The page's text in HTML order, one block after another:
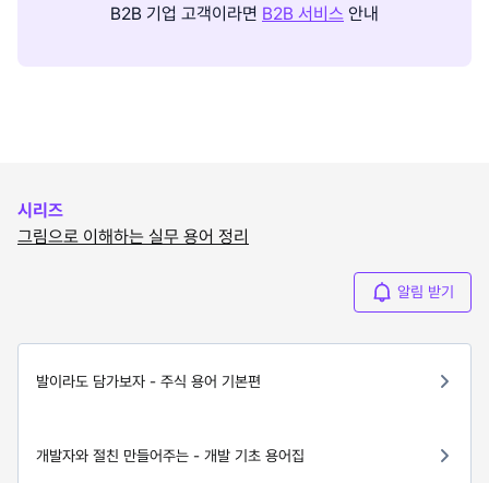
B2B 기업 고객이라면 B2B 서비스 안내
시리즈
그림으로 이해하는 실무 용어 정리
알림 받기
발이라도 담가보자 - 주식 용어 기본편
개발자와 절친 만들어주는 - 개발 기초 용어집